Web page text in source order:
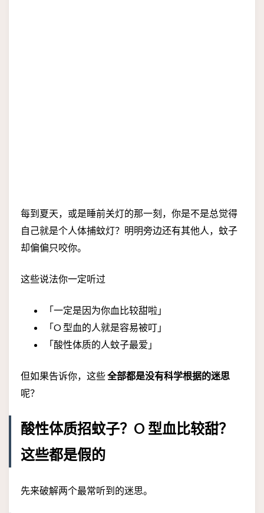
每到夏天，或是睡前关灯的那一刻，你是不是总觉得
自己就是个人体捕蚊灯？明明旁边还有其他人，蚊子
却偏偏只咬你。
这些说法你一定听过
「一定是因为你血比较甜啦」
「O 型血的人就是容易被叮」
「酸性体质的人蚊子最爱」
但如果告诉你，这些全部都是没有科学根据的迷思
呢？
酸性体质招蚊子？O 型血比较甜？
这些都是假的
先来破解两个最常听到的迷思。